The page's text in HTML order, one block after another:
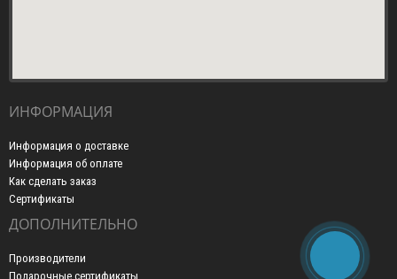
ИНФОРМАЦИЯ
Информация о доставке
Информация об оплате
Как сделать заказ
Сертификаты
ДОПОЛНИТЕЛЬНО
Производители
Подарочные сертификаты